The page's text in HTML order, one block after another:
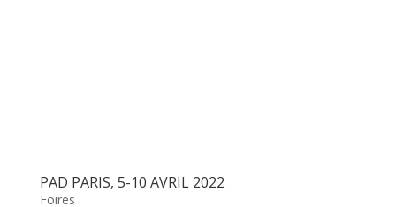
PAD PARIS, 5-10 AVRIL 2022
Foires